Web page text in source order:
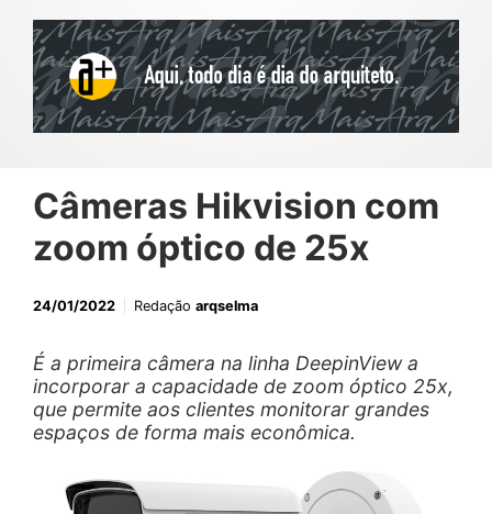
Câmeras Hikvision com
zoom óptico de 25x
24/01/2022 Redação arqselma
É a primeira câmera na linha DeepinView a
incorporar a capacidade de zoom óptico 25x,
que permite aos clientes monitorar grandes
espaços de forma mais econômica.